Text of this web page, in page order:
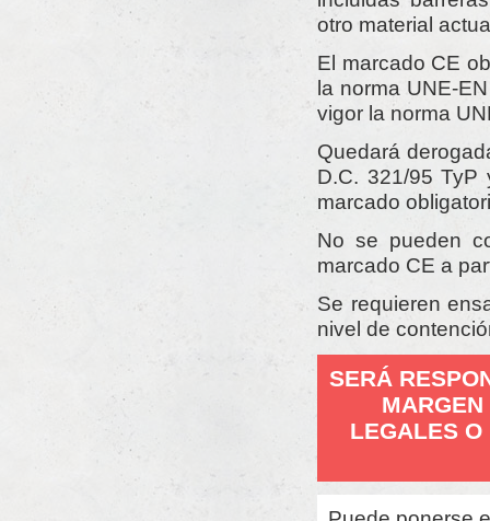
otro material
El marcado CE
la norma UNE-
vigor la norma
Quedará
D.C. 321/95
marcado
No se pueden
marcado CE a
Se requieren
nivel de
SERÁ
LEGALES O